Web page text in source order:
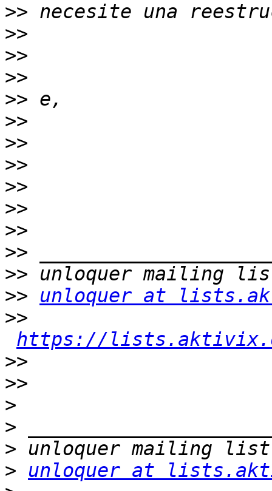
>>
>>
>>
>>
>>
>>
>>
>>
>>
>>
>>
>>
>>
>>
unloquer at
>>
https://
>>
>>
>
>
>
>
unloquer at